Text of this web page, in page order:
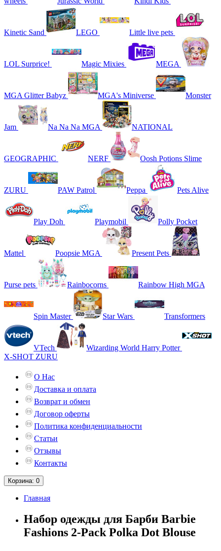
Kinetic Sand LEGO Little live pets
LOL Surprice! Magic Mixies MEGA
MGA Glitter Babyz MGA's Miniverse Monster
Jam Na Na Na MGA NATIONAL
GEOGRAPHIC NERF Oosh Potions Slime
ZURU PAW Patrol Peppa Pets Alive
Play Doh Playmobil Polly Pocket
Mattel Poopsie MGA Present Pets
Purse pets Rainbocorns Rainbow High MGA
Spin Master Star Wars Transformers
VTech
Wizarding World Harry Potter
X-SHOT ZURU
О Нас
Доставка и оплата
Возврат и обмен
Договор оферты
Политика конфиденциальности
Статьи
Отзывы
Контакты
Корзина: 0
Главная
Набор одежды для Барби Barbie
Fashions 2-Pack Polka Dot Blouse